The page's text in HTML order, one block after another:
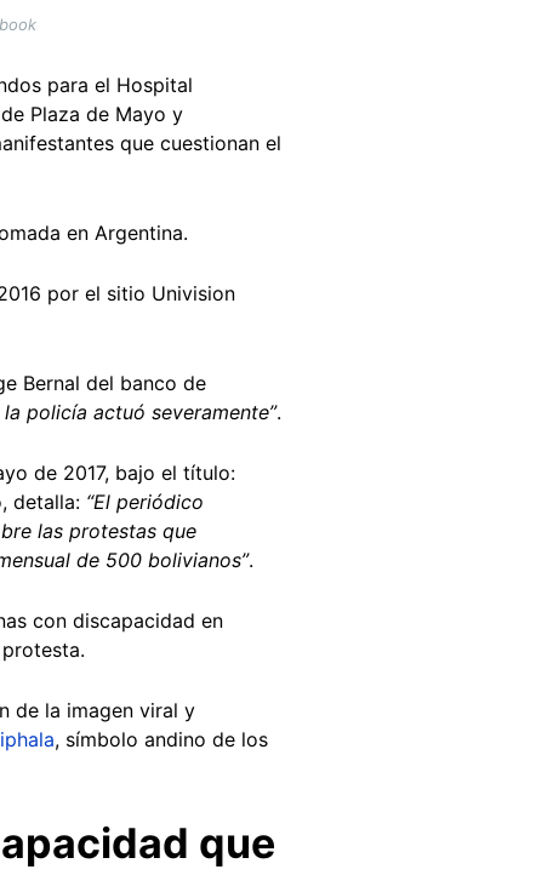
para el Hospital
Plaza de Mayo y
que cuestionan el
en Argentina.
por el sitio Univision
Bernal del banco de
policía actuó severamente”.
de 2017, bajo el título:
detalla: “El periódico
las protestas que
de 500 bolivianos”.
con discapacidad en
de la imagen viral y
, símbolo andino de los
que